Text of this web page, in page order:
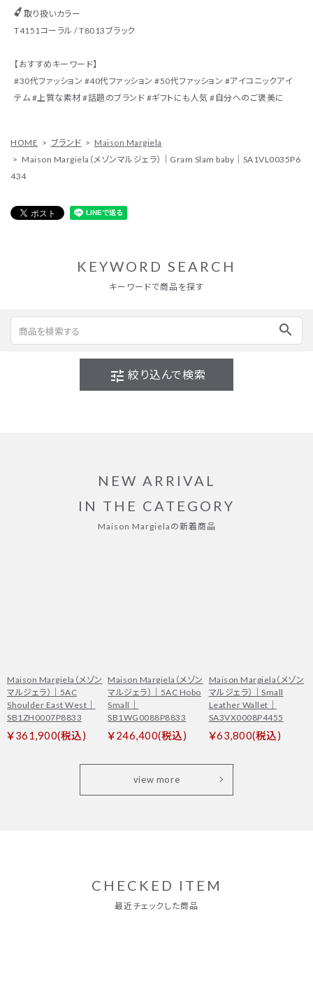
取り扱いカラー
T4151コーラル / T8013ブラック
【おすすめキーワード】
#30代ファッション #40代ファッション #50代ファッション #アイコニックアイ
テム #上質な素材 #話題のブランド #ギフトにも人気 #自分へのご褒美に
HOME ブランド
Maison Margiela
Maison Margiela（メゾンマルジェラ）｜Gram Slam baby｜SA1VL0035P6
434
KEYWORD SEARCH
キーワードで商品を探す
search
tune 絞り込んで検索
NEW ARRIVAL
IN THE CATEGORY
Maison Margielaの新着商品
Maison Margiela（メゾン
マルジェラ）｜5AC
Shoulder East West｜
SB1ZH0007P8833
￥361,900(税込)
Maison Margiela（メゾン
マルジェラ）｜5AC Hobo
Small｜
SB1WG0088P8833
￥246,400(税込)
Maison Margiela（メゾン
マルジェラ）｜Small
Leather Wallet｜
SA3VX0008P4455
￥63,800(税込)
view more
CHECKED ITEM